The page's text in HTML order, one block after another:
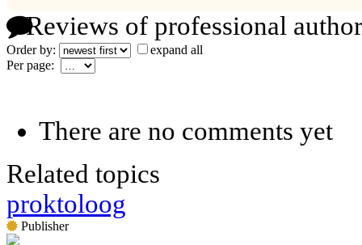
Reviews of professional
Order by:
expand all
Per page:
There are no comments yet
Related topics
proktoloog
Publisher